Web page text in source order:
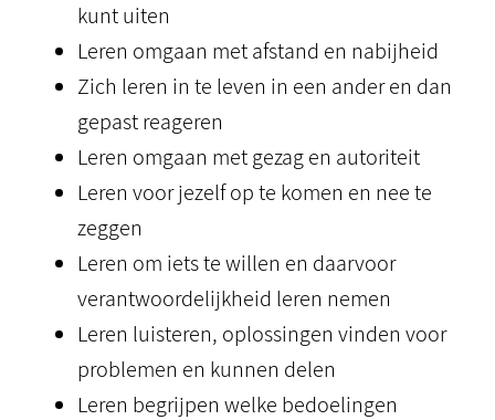
kunt uiten
Leren omgaan met afstand en nabijheid
Zich leren in te leven in een ander en dan
gepast reageren
Leren omgaan met gezag en autoriteit
Leren voor jezelf op te komen en nee te
zeggen
Leren om iets te willen en daarvoor
verantwoordelijkheid leren nemen
Leren luisteren, oplossingen vinden voor
problemen en kunnen delen
Leren begrijpen welke bedoelingen